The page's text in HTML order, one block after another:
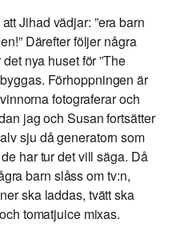
Jihad vädjar: ”era barn
Därefter följer några
nya huset för ”The
Förhoppningen är
fotograferar och
jag och Susan fortsätter
sju då generatorn som
har tur det vill säga. Då
barn slåss om tv:n,
ska laddas, tvätt ska
tomatjuice mixas.